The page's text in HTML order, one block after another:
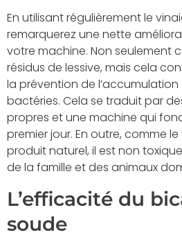
En utilisant régulièrement le
remarquerez une nette
votre machine. Non seulement
résidus de lessive, mais cela
la prévention de l’accumulation
bactéries. Cela se traduit par
propres et une machine qui
premier jour. En outre, comme
produit naturel, il est non
de la famille et des animaux
L’efficacité du
soude